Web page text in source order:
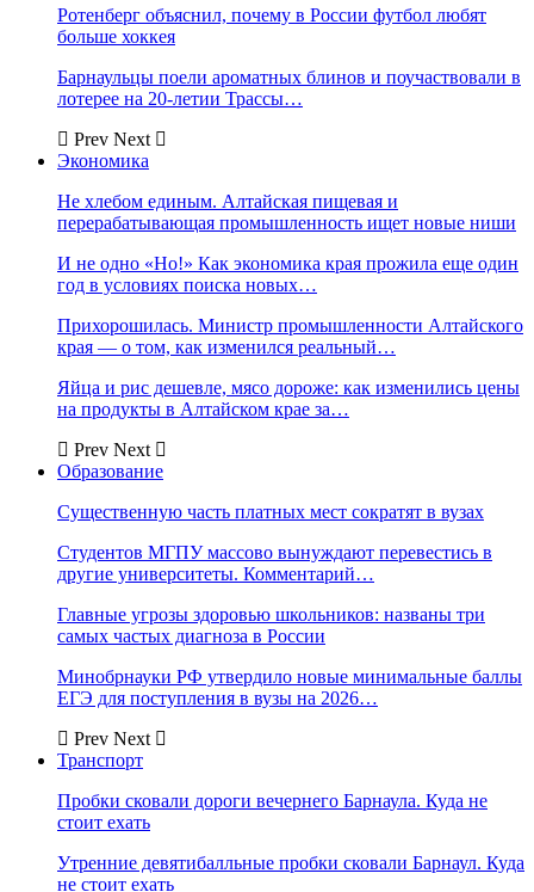
Ротенберг объяснил, почему в России футбол любят
больше хоккея
Барнаульцы поели ароматных блинов и поучаствовали в
лотерее на 20-летии Трассы…
Prev Next
Экономика
Не хлебом единым. Алтайская пищевая и
перерабатывающая промышленность ищет новые ниши
И не одно «Но!» Как экономика края прожила еще один
год в условиях поиска новых…
Прихорошилась. Министр промышленности Алтайского
края — о том, как изменился реальный…
Яйца и рис дешевле, мясо дороже: как изменились цены
на продукты в Алтайском крае за…
Prev Next
Образование
Существенную часть платных мест сократят в вузах
Студентов МГПУ массово вынуждают перевестись в
другие университеты. Комментарий…
Главные угрозы здоровью школьников: названы три
самых частых диагноза в России
Минобрнауки РФ утвердило новые минимальные баллы
ЕГЭ для поступления в вузы на 2026…
Prev Next
Транспорт
Пробки сковали дороги вечернего Барнаула. Куда не
стоит ехать
Утренние девятибалльные пробки сковали Барнаул. Куда
не стоит ехать